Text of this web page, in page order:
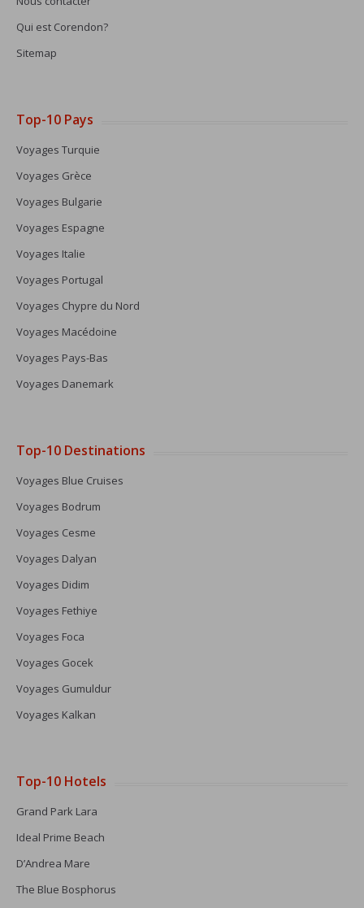
Qui est Corendon?
Sitemap
Top-10 Pays
Voyages Turquie
Voyages Grèce
Voyages Bulgarie
Voyages Espagne
Voyages Italie
Voyages Portugal
Voyages Chypre du Nord
Voyages Macédoine
Voyages Pays-Bas
Voyages Danemark
Top-10 Destinations
Voyages Blue Cruises
Voyages Bodrum
Voyages Cesme
Voyages Dalyan
Voyages Didim
Voyages Fethiye
Voyages Foca
Voyages Gocek
Voyages Gumuldur
Voyages Kalkan
Top-10 Hotels
Grand Park Lara
Ideal Prime Beach
D’Andrea Mare
The Blue Bosphorus